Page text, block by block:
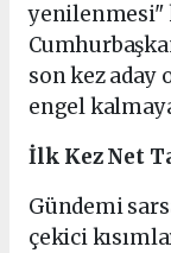
yenilenmesi"
son kez aday
engel
İlk Kez Net
Gündemi
çekici